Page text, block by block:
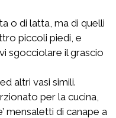
o di latta, ma di quelli
piccoli piedi, e
sgocciolare il grascio
altri vasi simili.
per la cucina,
mensaletti di canape a